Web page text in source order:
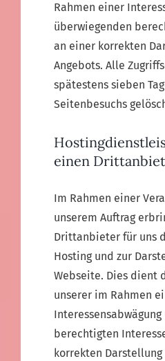
Rahmen einer
überwiegenden
an einer korrekten
Angebots. Alle
spätestens sieben
Seitenbesuchs
einen
Im Rahmen einer
unserem Auftrag
Drittanbieter für uns
Hosting und zur
Webseite. Dies dient
unserer im Rahmen
berechtigten
korrekten Darstellung